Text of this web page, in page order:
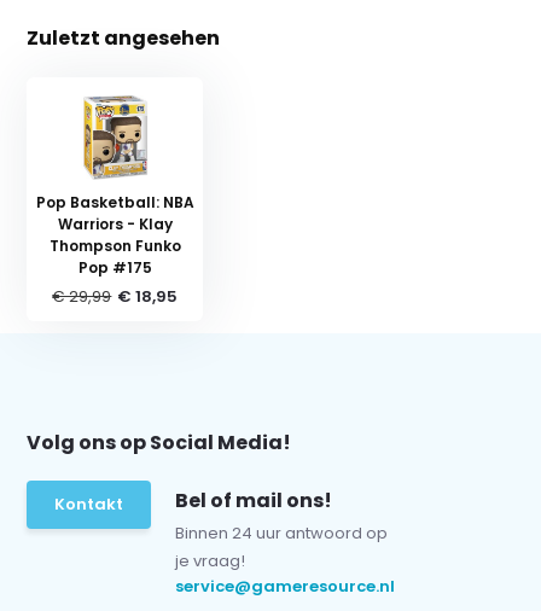
Zuletzt angesehen
Pop Basketball: NBA
Warriors - Klay
Thompson Funko
Pop #175
€ 29,99 € 18,95
Volg ons op Social Media!
Kontakt Bel of mail ons!
Binnen 24 uur antwoord op
je vraag!
service@gameresource.nl